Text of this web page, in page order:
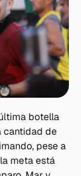
botella
cantidad de
pese a
meta está